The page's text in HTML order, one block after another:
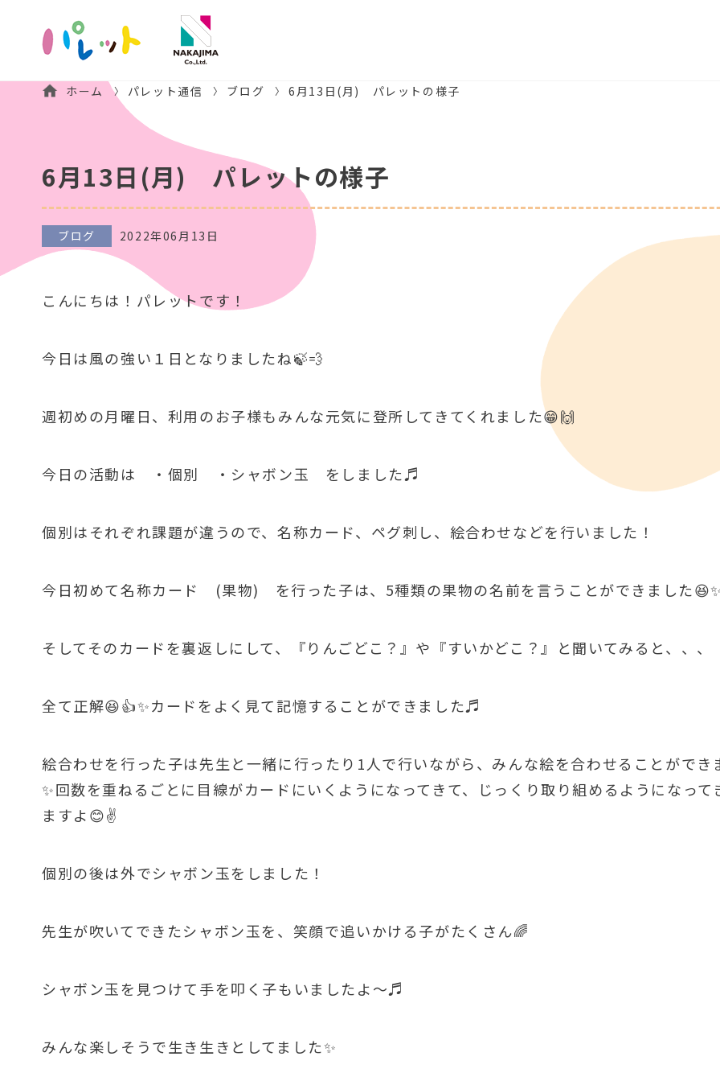
ホーム パレット通信 ブログ 6月13日(月) パレットの様子
6月13日(月) パレットの様子
ブログ 2022年06月13日
こんにちは！パレットです！
今日は風の強い１日となりましたね🍃💨
週初めの月曜日、利用のお子様もみんな元気に登所してきてくれました😁🙌
今日の活動は ・個別 ・シャボン玉 をしました♬
個別はそれぞれ課題が違うので、名称カード、ペグ刺し、絵合わせなどを行いました！
今日初めて名称カード (果物) を行った子は、5種類の果物の名前を言うことができました
そしてそのカードを裏返しにして、『りんごどこ？』や『すいかどこ？』と聞いてみると、、、
全て正解😆👍✨カードをよく見て記憶することができました♬
絵合わせを行った子は先生と一緒に行ったり1人で行いながら、みんな絵を合わせることができ
✨回数を重ねるごとに目線がカードにいくようになってきて、じっくり取り組めるようになって
ますよ😊✌
個別の後は外でシャボン玉をしました！
先生が吹いてできたシャボン玉を、笑顔で追いかける子がたくさん🌈
シャボン玉を見つけて手を叩く子もいましたよ～♬
みんな楽しそうで生き生きとしてました✨